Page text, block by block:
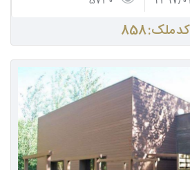
کد ملک: 858